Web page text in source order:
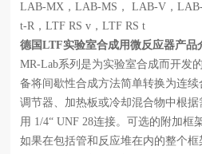
LAB-MX，LAB-MS， LAB-V，
t-R，LTF RS v，LTF RS t
德国LTF实验室合成用微反应器产品
MR-Lab系列是为实验室合成而开发
备将间歇性合成方法简单转换为连
调节器、加热板或冷却混合物中根
用 1/4“ UNF 28连接。可选的附加框
如果在包括管和反应堆在内的整个